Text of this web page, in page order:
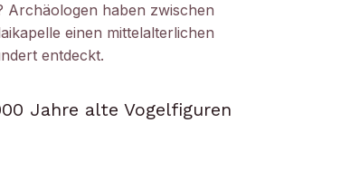
Archäologen haben zwischen
einen mittelalterlichen
entdeckt.
Jahre alte Vogelfiguren